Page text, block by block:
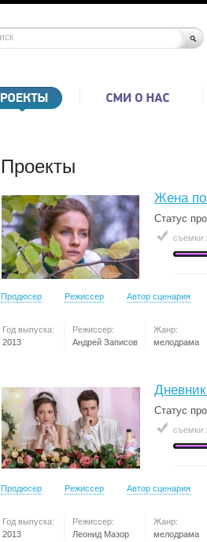
Проекты
Жена по
Статус
съемки
Продюсер Режиссер Автор сценария
Год выпуска:
2013
Режиссер:
Андрей Записов
Жанр:
мелодрама
Статус
съемки
Продюсер Режиссер Автор сценария
Год выпуска:
2013
Режиссер:
Леонид Мазор
Жанр:
мелодрама